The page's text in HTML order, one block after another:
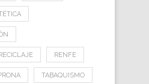
RENFE
TABAQUISMO